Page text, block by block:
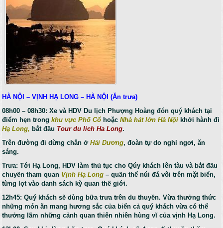
HÀ NỘI – VỊNH HẠ LONG – HÀ NỘI (Ăn trưa)
08h00 – 08h30: Xe và HDV Du lịch Phượng Hoàng đón quý khách tại
điểm hẹn trongkhu vực Phố Cổ hoặcNhà hát lớn Hà Nội khởi hành đi
Hạ Long, bắt đầu Tour du lich Ha Long.
Trên đường đi dừng chân ởHải Dương, đoàn tự do nghỉ ngơi, ăn
sáng.
Trưa: Tới Hạ Long, HDV làm thủ tục cho Qúy khách lên tàu và bắt đầu
chuyến tham quan Vịnh Hạ Long – quần thể núi đá vôi trên mặt biển,
từng lọt vào danh sách kỳ quan thế giới.
12h45: Quý khách sẽ dùng bữa trưa trên du thuyền. Vừa thưởng thức
những món ăn mang hương sắc của biển cả quý khách vừa có thể
thưởng lãm những cảnh quan thiên nhiên hùng vĩ của vịnh Hạ Long.